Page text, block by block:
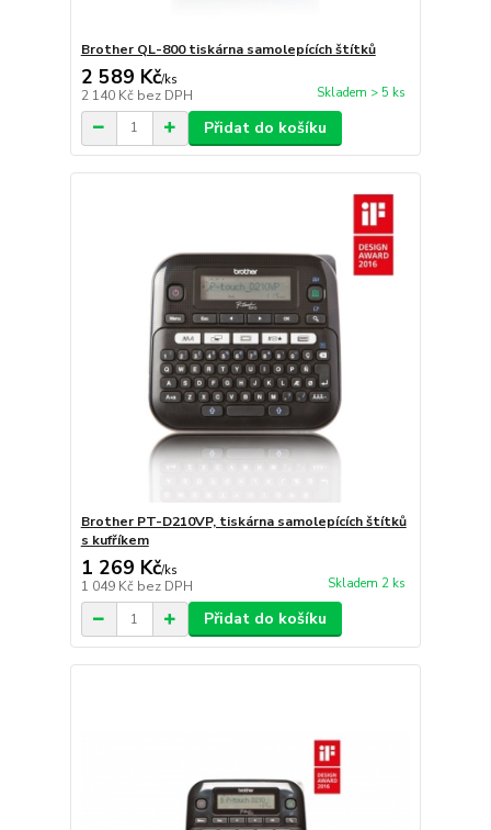
Brother QL-800 tiskárna samolepících štítků
2 589 Kč/ks
2 140 Kč bez DPH Skladem > 5 ks
Přidat do košíku
Brother PT-D210VP, tiskárna samolepících štítků
s kufříkem
1 269 Kč/ks
1 049 Kč bez DPH Skladem 2 ks
Přidat do košíku